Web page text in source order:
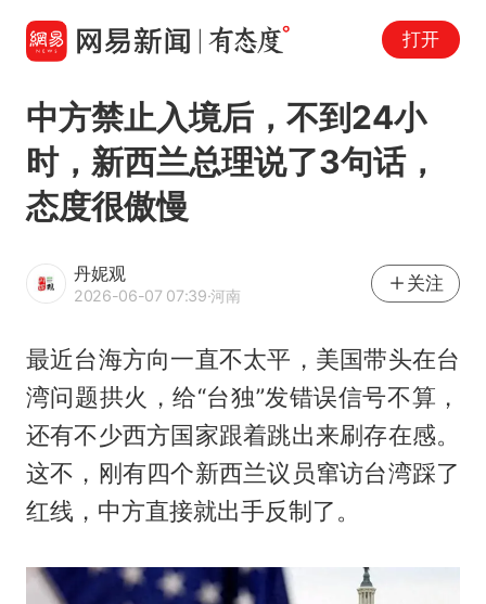
打开
中方禁止入境后，不到24小
时，新西兰总理说了3句话，
态度很傲慢
丹妮观
2026-06-07 07:39·河南
关注
最近台海方向一直不太平，美国带头在台
湾问题拱火，给“台独”发错误信号不算，
还有不少西方国家跟着跳出来刷存在感。
这不，刚有四个新西兰议员窜访台湾踩了
红线，中方直接就出手反制了。